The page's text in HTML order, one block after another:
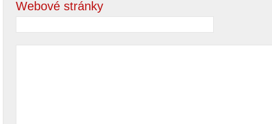
Webové stránky